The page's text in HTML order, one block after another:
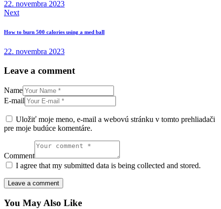
22. novembra 2023
Next
How to burn 500 calories using a med ball
22. novembra 2023
Leave a comment
Name
E-mail
Uložiť moje meno, e-mail a webovú stránku v tomto prehliadači
pre moje budúce komentáre.
Comment
I agree that my submitted data is being collected and stored.
You May Also Like